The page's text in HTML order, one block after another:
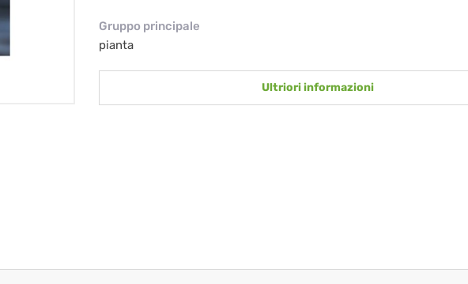
Gruppo principale
pianta
Ultriori informazioni